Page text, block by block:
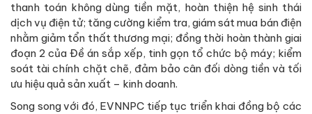
thanh toán không dùng tiền mặt, hoàn thiện hệ sinh thái
dịch vụ điện tử; tăng cường kiểm tra, giám sát mua bán điện
nhằm giảm tổn thất thương mại; đồng thời hoàn thành giai
đoạn 2 của Đề án sắp xếp, tinh gọn tổ chức bộ máy; kiểm
soát tài chính chặt chẽ, đảm bảo cân đối dòng tiền và tối
ưu hiệu quả sản xuất – kinh doanh.
Song song với đó, EVNNPC tiếp tục triển khai đồng bộ các